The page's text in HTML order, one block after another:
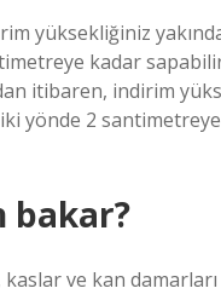
yüksekliğiniz
kadar
itibaren, indirim
yönde 2
bakar?
ve kan damarları